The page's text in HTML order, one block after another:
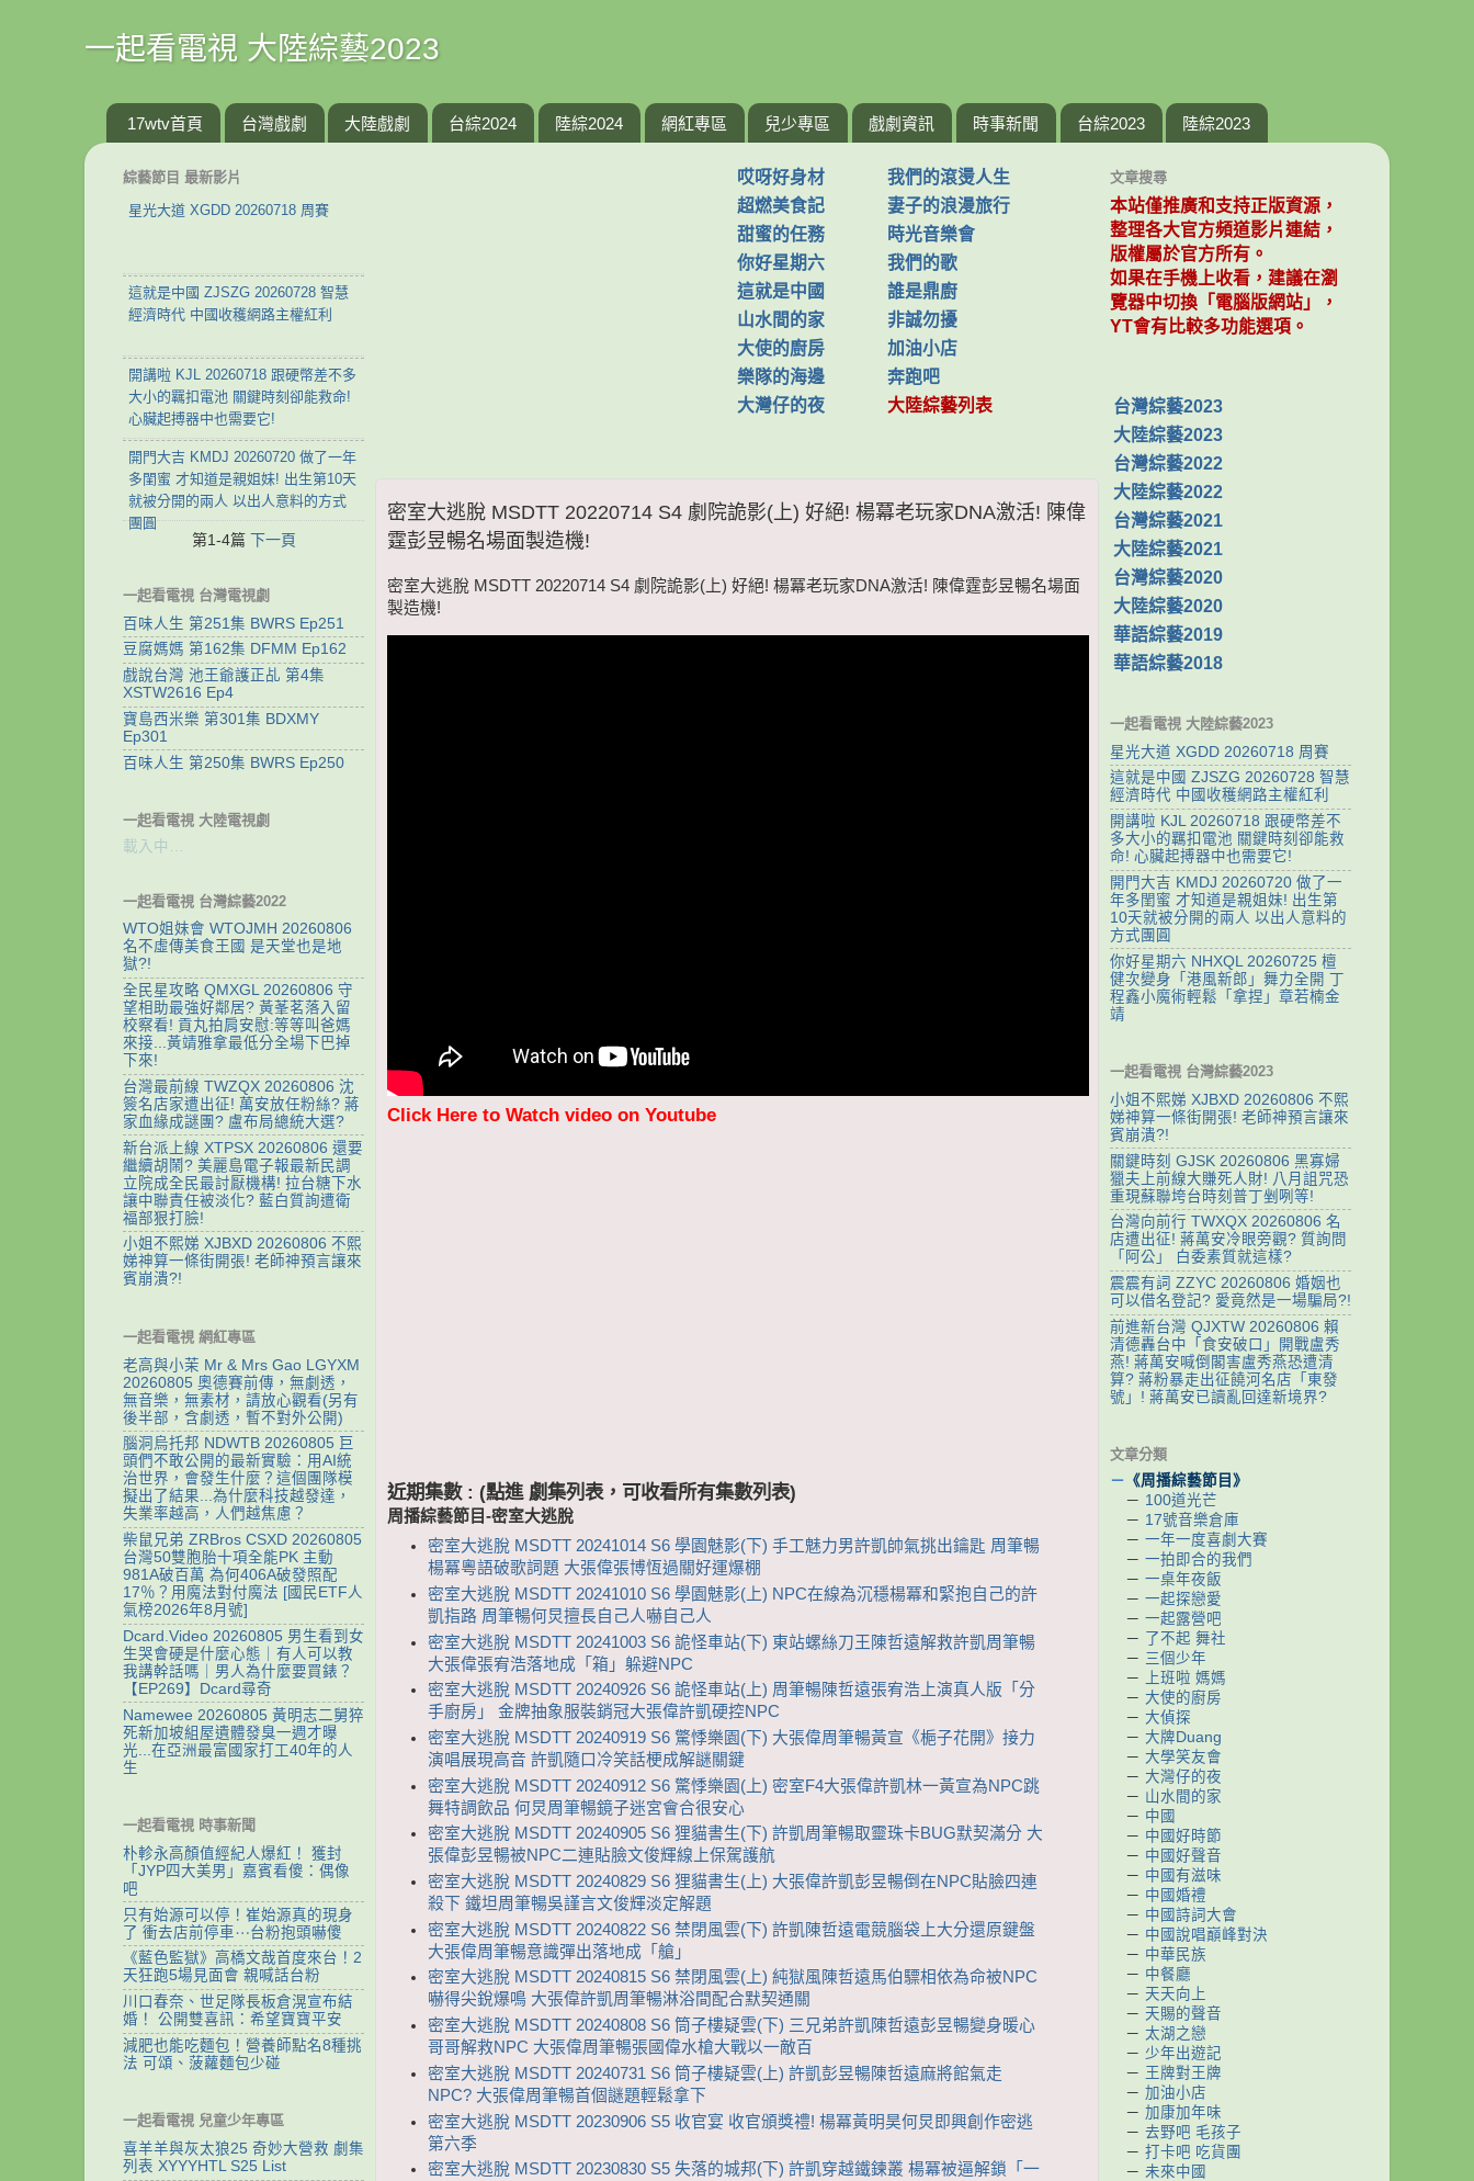
一起看電視 大陸綜藝2023
17wtv首頁 台灣戲劇 大陸戲劇 台綜2024 陸綜2024 網紅專區 兒少專區 戲劇資訊 時事新聞 台綜2023 陸綜2023
哎呀好身材
我們的滾燙人生
超燃美食記
妻子的浪漫旅行
甜蜜的任務
時光音樂會
你好星期六
我們的歌
這就是中國
誰是鼎廚
山水間的家
非誠勿擾
大使的廚房
加油小店
樂隊的海邊
奔跑吧
大灣仔的夜
大陸綜藝列表
密室大逃脫 MSDTT 20220714 S4 劇院詭影(上) 好絕! 楊冪老玩家DNA激活! 陳偉
霆彭昱暢名場面製造機!
密室大逃脫 MSDTT 20220714 S4 劇院詭影(上) 好絕! 楊冪老玩家DNA激活! 陳偉霆彭昱暢名場面
製造機!
Click Here to Watch video on Youtube
近期集數 : (點進 劇集列表，可收看所有集數列表)
周播綜藝節目-密室大逃脫
密室大逃脫 MSDTT 20241014 S6 學園魅影(下) 手工魅力男許凱帥氣挑出鑰匙 周筆暢
楊冪粵語破歌詞題 大張偉張博恆過關好運爆棚
密室大逃脫 MSDTT 20241010 S6 學園魅影(上) NPC在線為沉穩楊冪和緊抱自己的許
凱指路 周筆暢何炅擅長自己人嚇自己人
密室大逃脫 MSDTT 20241003 S6 詭怪車站(下) 東站螺絲刀王陳哲遠解救許凱周筆暢
大張偉張宥浩落地成「箱」躲避NPC
密室大逃脫 MSDTT 20240926 S6 詭怪車站(上) 周筆暢陳哲遠張宥浩上演真人版「分
手廚房」 金牌抽象服裝銷冠大張偉許凱硬控NPC
密室大逃脫 MSDTT 20240919 S6 驚悸樂園(下) 大張偉周筆暢黃宣《梔子花開》接力
演唱展現高音 許凱隨口冷笑話梗成解謎關鍵
密室大逃脫 MSDTT 20240912 S6 驚悸樂園(上) 密室F4大張偉許凱林一黃宣為NPC跳
舞特調飲品 何炅周筆暢鏡子迷宮會合很安心
密室大逃脫 MSDTT 20240905 S6 狸貓書生(下) 許凱周筆暢取靈珠卡BUG默契滿分 大
張偉彭昱暢被NPC二連貼臉文俊輝線上保駕護航
密室大逃脫 MSDTT 20240829 S6 狸貓書生(上) 大張偉許凱彭昱暢倒在NPC貼臉四連
殺下 鐵坦周筆暢吳謹言文俊輝淡定解題
密室大逃脫 MSDTT 20240822 S6 禁閉風雲(下) 許凱陳哲遠電競腦袋上大分還原鍵盤
大張偉周筆暢意識彈出落地成「艙」
密室大逃脫 MSDTT 20240815 S6 禁閉風雲(上) 純獄風陳哲遠馬伯驃相依為命被NPC
嚇得尖銳爆鳴 大張偉許凱周筆暢淋浴間配合默契通關
密室大逃脫 MSDTT 20240808 S6 筒子樓疑雲(下) 三兄弟許凱陳哲遠彭昱暢變身暖心
哥哥解救NPC 大張偉周筆暢張國偉水槍大戰以一敵百
密室大逃脫 MSDTT 20240731 S6 筒子樓疑雲(上) 許凱彭昱暢陳哲遠麻將館氣走
NPC? 大張偉周筆暢首個謎題輕鬆拿下
密室大逃脫 MSDTT 20230906 S5 收官宴 收官頒獎禮! 楊冪黃明昊何炅即興創作密逃
第六季
密室大逃脫 MSDTT 20230830 S5 失落的城邦(下) 許凱穿越鐵鍊叢 楊冪被逼解鎖「一
綜藝節目 最新影片
星光大道 XGDD 20260718 周賽
這就是中國 ZJSZG 20260728 智慧
經濟時代 中國收穫網路主權紅利
開講啦 KJL 20260718 跟硬幣差不多
大小的羈扣電池 關鍵時刻卻能救命!
心臟起搏器中也需要它!
開門大吉 KMDJ 20260720 做了一年
多閨蜜 才知道是親姐妹! 出生第10天
就被分開的兩人 以出人意料的方式
團圓
第1-4篇 下一頁
一起看電視 台灣電視劇
百味人生 第251集 BWRS Ep251
豆腐媽媽 第162集 DFMM Ep162
戲說台灣 池王爺護正乩 第4集
XSTW2616 Ep4
寶島西米樂 第301集 BDXMY
Ep301
百味人生 第250集 BWRS Ep250
一起看電視 大陸電視劇
載入中…
一起看電視 台灣綜藝2022
WTO姐妹會 WTOJMH 20260806
名不虛傳美食王國 是天堂也是地
獄?!
全民星攻略 QMXGL 20260806 守
望相助最強好鄰居? 黃莑茗落入留
校察看! 貢丸拍肩安慰:等等叫爸媽
來接...黃靖雅拿最低分全場下巴掉
下來!
台灣最前線 TWZQX 20260806 沈
簽名店家遭出征! 萬安放任粉絲? 蔣
家血緣成謎團? 盧布局總統大選?
新台派上線 XTPSX 20260806 還要
繼續胡鬧? 美麗島電子報最新民調
立院成全民最討厭機構! 拉台糖下水
讓中聯責任被淡化? 藍白質詢遭衛
福部狠打臉!
小姐不熙娣 XJBXD 20260806 不熙
娣神算一條街開張! 老師神預言讓來
賓崩潰?!
一起看電視 網紅專區
老高與小茉 Mr & Mrs Gao LGYXM
20260805 奧德賽前傳，無劇透，
無音樂，無素材，請放心觀看(另有
後半部，含劇透，暫不對外公開)
腦洞烏托邦 NDWTB 20260805 巨
頭們不敢公開的最新實驗：用AI統
治世界，會發生什麼？這個團隊模
擬出了結果...為什麼科技越發達，
失業率越高，人們越焦慮？
柴鼠兄弟 ZRBros CSXD 20260805
台灣50雙胞胎十項全能PK 主動
981A破百萬 為何406A破發照配
17％？用魔法對付魔法 [國民ETF人
氣榜2026年8月號]
Dcard.Video 20260805 男生看到女
生哭會硬是什麼心態｜有人可以教
我講幹話嗎｜男人為什麼要買錶？
【EP269】Dcard尋奇
Namewee 20260805 黃明志二舅猝
死新加坡組屋遺體發臭一週才曝
光...在亞洲最富國家打工40年的人
生
一起看電視 時事新聞
朴軫永高顏值經紀人爆紅！ 獲封
「JYP四大美男」嘉賓看傻：偶像
吧
只有始源可以停！崔始源真的現身
了 衝去店前停車⋯台粉抱頭嚇傻
《藍色監獄》高橋文哉首度來台！2
天狂跑5場見面會 親喊話台粉
川口春奈、世足隊長板倉滉宣布結
婚！ 公開雙喜訊：希望寶寶平安
減肥也能吃麵包！營養師點名8種挑
法 可頌、菠蘿麵包少碰
一起看電視 兒童少年專區
喜羊羊與灰太狼25 奇妙大營救 劇集
列表 XYYYHTL S25 List
文章搜尋
本站僅推廣和支持正版資源，
整理各大官方頻道影片連結，
版權屬於官方所有。
如果在手機上收看，建議在瀏
覽器中切換「電腦版網站」，
YT會有比較多功能選項。
台灣綜藝2023
大陸綜藝2023
台灣綜藝2022
大陸綜藝2022
台灣綜藝2021
大陸綜藝2021
台灣綜藝2020
大陸綜藝2020
華語綜藝2019
華語綜藝2018
一起看電視 大陸綜藝2023
星光大道 XGDD 20260718 周賽
這就是中國 ZJSZG 20260728 智慧
經濟時代 中國收穫網路主權紅利
開講啦 KJL 20260718 跟硬幣差不
多大小的羈扣電池 關鍵時刻卻能救
命! 心臟起搏器中也需要它!
開門大吉 KMDJ 20260720 做了一
年多閨蜜 才知道是親姐妹! 出生第
10天就被分開的兩人 以出人意料的
方式團圓
你好星期六 NHXQL 20260725 檀
健次變身「港風新郎」舞力全開 丁
程鑫小魔術輕鬆「拿捏」章若楠金
靖
一起看電視 台灣綜藝2023
小姐不熙娣 XJBXD 20260806 不熙
娣神算一條街開張! 老師神預言讓來
賓崩潰?!
關鍵時刻 GJSK 20260806 黑寡婦
獵夫上前線大賺死人財! 八月詛咒恐
重現蘇聯垮台時刻普丁剉咧等!
台灣向前行 TWXQX 20260806 名
店遭出征! 蔣萬安冷眼旁觀? 質詢問
「阿公」 白委素質就這樣?
震震有詞 ZZYC 20260806 婚姻也
可以借名登記? 愛竟然是一場騙局?!
前進新台灣 QJXTW 20260806 賴
清德轟台中「食安破口」開戰盧秀
燕! 蔣萬安喊倒閣害盧秀燕恐遭清
算? 蔣粉暴走出征饒河名店「東發
號」! 蔣萬安已讀亂回達新境界?
文章分類
－ 《周播綜藝節目》
－ 100道光芒
－ 17號音樂倉庫
－ 一年一度喜劇大賽
－ 一拍即合的我們
－ 一桌年夜飯
－ 一起探戀愛
－ 一起露營吧
－
了不起 舞社
－ 三個少年
－
上班啦 媽媽
－ 大使的廚房
－ 大偵探
－ 大牌Duang
－ 大學笑友會
－ 大灣仔的夜
－ 山水間的家
－ 中國
－ 中國好時節
－ 中國好聲音
－ 中國有滋味
－ 中國婚禮
－ 中國詩詞大會
－ 中國說唱巔峰對決
－ 中華民族
－ 中餐廳
－ 天天向上
－ 天賜的聲音
－ 太湖之戀
－ 少年出遊記
－ 王牌對王牌
－ 加油小店
－ 加康加年味
－ 去野吧 毛孩子
－ 打卡吧 吃貨團
－ 未來中國